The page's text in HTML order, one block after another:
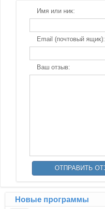
Имя или ник:
Email (почтовый ящик):
Ваш отзыв:
Новые программы